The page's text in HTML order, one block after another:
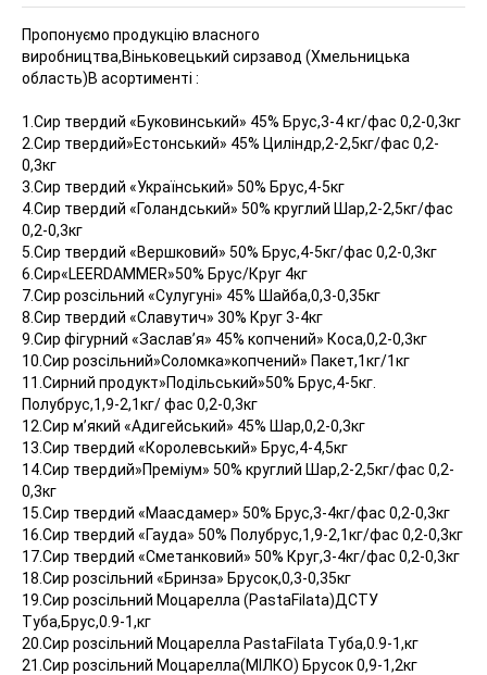
Пропонуємо продукцію власного
виробництва,Віньковецький сирзавод (Хмельницька
область)В асортименті :
1.Сир твердий «Буковинський» 45% Брус,3-4 кг/фас 0,2-0,3кг
2.Сир твердий»Естонський» 45% Циліндр,2-2,5кг/фас 0,2-
0,3кг
3.Сир твердий «Український» 50% Брус,4-5кг
4.Сир твердий «Голандський» 50% круглий Шар,2-2,5кг/фас
0,2-0,3кг
5.Сир твердий «Вершковий» 50% Брус,4-5кг/фас 0,2-0,3кг
6.Сир«LEERDAMMER»50% Брус/Круг 4кг
7.Сир розсільний «Сулугуні» 45% Шайба,0,3-0,35кг
8.Сир твердий «Славутич» 30% Круг 3-4кг
9.Сир фігурний «Заслав’я» 45% копчений» Коса,0,2-0,3кг
10.Сир розсільний»Соломка»копчений» Пакет,1кг/1кг
11.Сирний продукт»Подільський»50% Брус,4-5кг.
Полубрус,1,9-2,1кг/ фас 0,2-0,3кг
12.Сир м’який «Адигейський» 45% Шар,0,2-0,3кг
13.Сир твердий «Королевський» Брус,4-4,5кг
14.Сир твердий»Преміум» 50% круглий Шар,2-2,5кг/фас 0,2-
0,3кг
15.Сир твердий «Маасдамер» 50% Брус,3-4кг/фас 0,2-0,3кг
16.Сир твердий «Гауда» 50% Полубрус,1,9-2,1кг/фас 0,2-0,3кг
17.Сир твердий «Сметанковий» 50% Круг,3-4кг/фас 0,2-0,3кг
18.Сир розсільний «Бринза» Брусок,0,3-0,35кг
19.Сир розсільний Моцарелла (PastaFilata)ДСТУ
Туба,Брус,0.9-1,кг
20.Сир розсільний Моцарелла PastaFilata Туба,0.9-1,кг
21.Сир розсільний Моцарелла(МІЛКО) Брусок 0,9-1,2кг